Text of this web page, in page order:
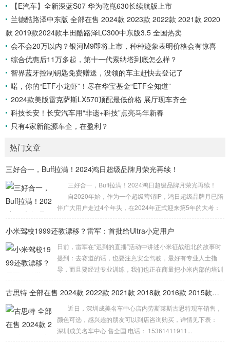
【E汽车】全新深蓝S07 华为乾崑630长续航版上市
兰德酷路泽中东版 全部在售 2024款 2023款 2022款 2021款 2020
款 2019款2024款丰田酷路泽LC300中东版3.5 全国热卖
会不会20万以内？银河M9即将上市，种种迹象表明价格会有惊喜
综合优惠后11万多起，第十一代索纳塔到底怎么样？
智界蓝牙控制钥匙免费赠送，没领的车主赶快去登记了
喏，你的“ETF小龙虾”！尽在华宝基金“ETF全知道”
2024款美版雷克萨斯LX570顶配最低价格 展厅现车齐全
科技长安！长安汽车用“非遗+科技”点亮马年新春
只有4家新能源车企，在盈利？
热门文章
​三好合一，Buff拉满！2024鸿日超级品牌月荣光再续！
三好合一，Buff拉满！2024鸿日超级品牌月荣光再续！
自2020年始，作为一个超级营销IP，鸿日超级品牌月已陪
伴广大用户走过4个年头，在2024年正式迎来第5年的大考：
多的人开好车？面对这一系列的难题与挑战，2024鸿日超级
小米驾校1999还教漂移？雷军：首批给Ultra小定用户
日前，雷军在“迟到的直播”活动中讲述小米征战纽北的故事时
提到：去赛道的话，也要注意安全驾驶，最好有专业人士指
导，而且要经过专业训练，我们也正在商量把小米内部的培训
米驾校计划将为车主提供三项高级驾驶培训课程，包括内部高
车主的驾驶技能，特别是对于那些已经取得驾照但驾驶技术欠
佳的人群。但关于培训费用的具体细节，雷军并未在直播中提
及。 此事一出引发网友热议，有人提出...
古思特 全部在售 2024款 2022款 2021款 2018款 2016款 2015款深圳成美名车中心劳斯莱斯古思特限时优惠 目前503万元起售
近日，深圳成美名车中心店内劳斯莱斯古思特现车销售，
颜色可选，感兴趣的朋友可以到店咨询购买，详情见下表：
深圳成美名车中心 售全国 电话： 15361411911...